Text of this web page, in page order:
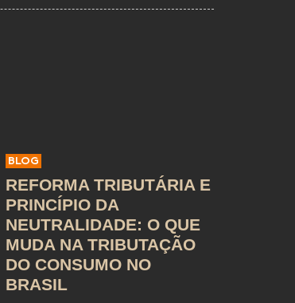
BLOG
REFORMA TRIBUTÁRIA E
PRINCÍPIO DA
NEUTRALIDADE: O QUE
MUDA NA TRIBUTAÇÃO
DO CONSUMO NO
BRASIL